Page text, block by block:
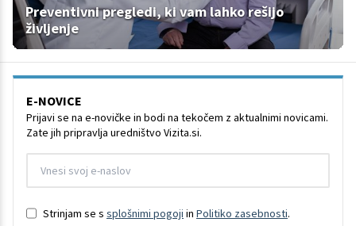
Preventivni pregledi, ki vam lahko rešijo
življenje
E-NOVICE
Prijavi se na e-novičke in bodi na tekočem z aktualnimi novicami.
Zate jih pripravlja uredništvo Vizita.si.
Strinjam se s splošnimi pogoji in Politiko zasebnosti.